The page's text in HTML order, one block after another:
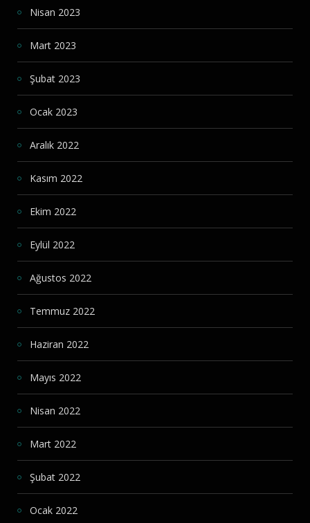
Nisan 2023
Mart 2023
Şubat 2023
Ocak 2023
Aralık 2022
Kasım 2022
Ekim 2022
Eylül 2022
Ağustos 2022
Temmuz 2022
Haziran 2022
Mayıs 2022
Nisan 2022
Mart 2022
Şubat 2022
Ocak 2022